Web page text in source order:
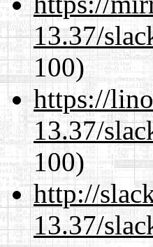
13.37/
100)
https://
13.37/
100)
http://
13.37/